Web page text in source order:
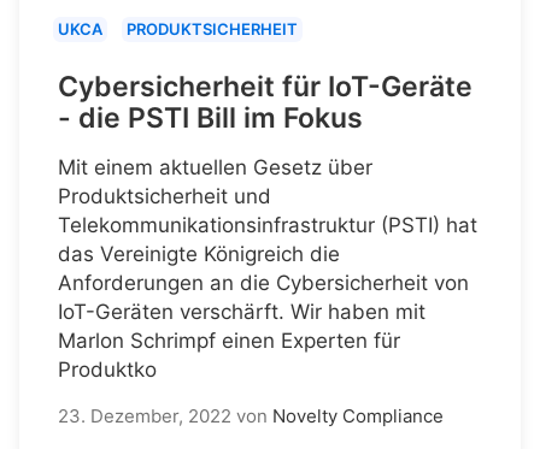
UKCA PRODUKTSICHERHEIT
Cybersicherheit für IoT-Geräte
- die PSTI Bill im Fokus
Mit einem aktuellen Gesetz über
Produktsicherheit und
Telekommunikationsinfrastruktur (PSTI) hat
das Vereinigte Königreich die
Anforderungen an die Cybersicherheit von
IoT-Geräten verschärft. Wir haben mit
Marlon Schrimpf einen Experten für
Produktko
23. Dezember, 2022 von Novelty Compliance